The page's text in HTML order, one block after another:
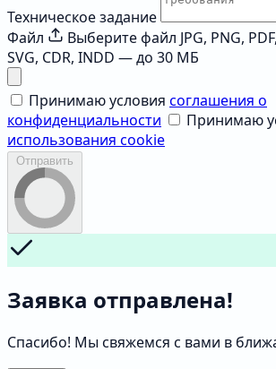
Техническое задание
Файл
Выберите файл JPG, PNG,
SVG, CDR, INDD — до 30 МБ
Принимаю условия соглашения о
конфиденциальности
Принимаю
использования cookie
Отправить
Заявка отправлена!
Спасибо! Мы свяжемся с вами в